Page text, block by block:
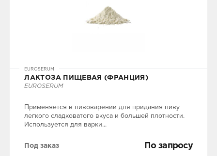
EUROSERUM
ЛАКТОЗА ПИЩЕВАЯ (ФРАНЦИЯ)
EUROSERUM
Применяется в пивоварении для придания пиву
легкого сладковатого вкуса и большей плотности.
Используется для варки...
Под заказ По запросу